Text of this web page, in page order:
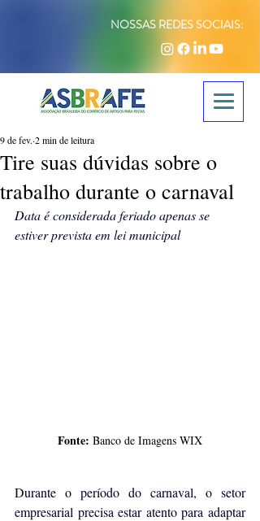
NOSSAS REDES SOCIAIS:
Tire suas dúvidas sobre o
trabalho durante o carnaval
9 de fev. 2 min de leitura
Data é considerada feriado apenas se
estiver prevista em lei municipal
Fonte: Banco de Imagens WIX
Durante o período do carnaval, o setor
empresarial precisa estar atento para adaptar